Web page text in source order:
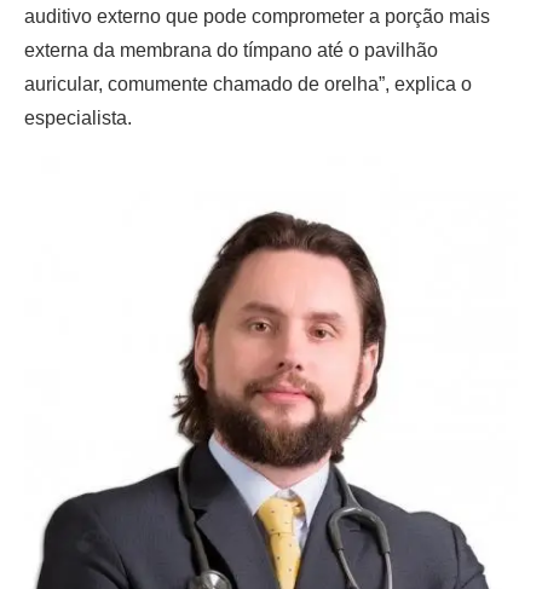
auditivo externo que pode comprometer a porção mais
externa da membrana do tímpano até o pavilhão
auricular, comumente chamado de orelha”, explica o
especialista.